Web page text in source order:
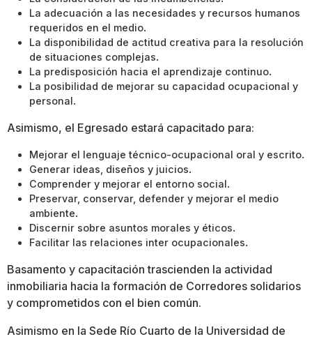
La adecuación a las necesidades y recursos humanos
requeridos en el medio.
La disponibilidad de actitud creativa para la resolución
de situaciones complejas.
La predisposición hacia el aprendizaje continuo.
La posibilidad de mejorar su capacidad ocupacional y
personal.
Asimismo, el Egresado estará capacitado para:
Mejorar el lenguaje técnico-ocupacional oral y escrito.
Generar ideas, diseños y juicios.
Comprender y mejorar el entorno social.
Preservar, conservar, defender y mejorar el medio
ambiente.
Discernir sobre asuntos morales y éticos.
Facilitar las relaciones inter ocupacionales.
Basamento y capacitación trascienden la actividad
inmobiliaria hacia la formación de Corredores solidarios
y comprometidos con el bien común.
Asimismo en la Sede Río Cuarto de la Universidad de